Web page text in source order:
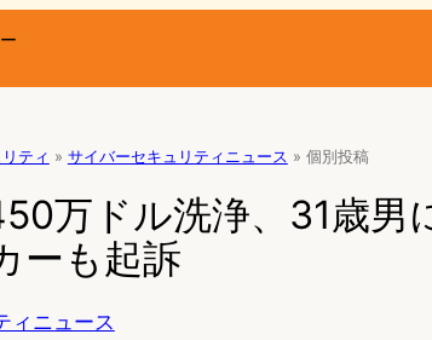
ティ » サイバーセキュリティニュース » 個別投稿
万ドル洗浄、31歳男
ーも起訴
ィニュース